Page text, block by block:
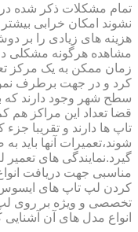
تمام مشکلات ذکر شده
نشوند امکان خرابی
هزینه های زیادی را بر
مشاهده هرگونه مشکلی
زمان ممکن به یک مرکز
کرد و در جهت برطرف
سطح شهر وجود دارند که
قضا تعداد این مراکز هم
تاپ ها دارند و تقریبا
شوند،تعمیرات آنها
گیرد.نمایندگی های
مناسبی جهت دریافت
کردن لپ تاپ های ایسوس
تخصصی و ویژه بر روی لپ
انواع مدل های آن آشنایی